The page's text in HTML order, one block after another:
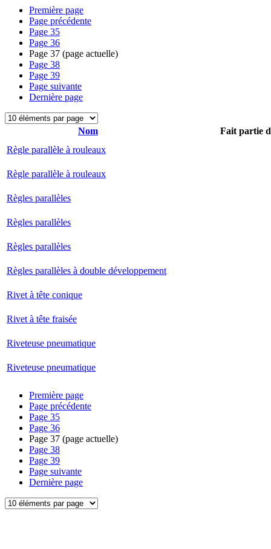
Première page
Page précédente
Page 35
Page 36
Page 37 (page actuelle)
Page 38
Page 39
Page suivante
Dernière page
Nom
Fait partie
Règle parallèle à rouleaux
Règle parallèle à rouleaux
Règles parallèles
Règles parallèles
Règles parallèles
Règles parallèles à double développement
Rivet à tête conique
Rivet à tête fraisée
Riveteuse pneumatique
Riveteuse pneumatique
Première page
Page précédente
Page 35
Page 36
Page 37 (page actuelle)
Page 38
Page 39
Page suivante
Dernière page